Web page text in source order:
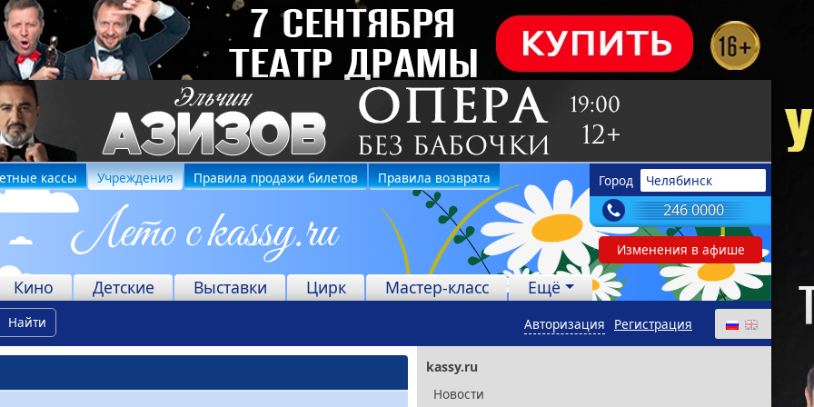
Город Челябинск
246 0000
Изменения в афише
кассы Учреждения Правила продажи билетов Правила возврата
Кино Детские Выставки Цирк Мастер-класс Ещё
Найти Регистрация
Авторизация
kassy.ru
Новости